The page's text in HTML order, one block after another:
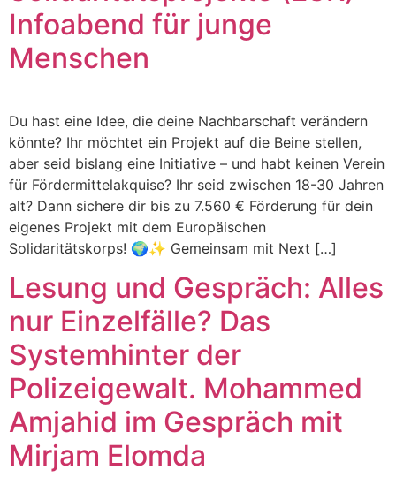
Infoabend für junge
Menschen
Du hast eine Idee, die deine Nachbarschaft verändern
könnte? Ihr möchtet ein Projekt auf die Beine stellen,
aber seid bislang eine Initiative – und habt keinen Verein
für Fördermittelakquise? Ihr seid zwischen 18-30 Jahren
alt? Dann sichere dir bis zu 7.560 € Förderung für dein
eigenes Projekt mit dem Europäischen
Solidaritätskorps! 🌍✨ Gemeinsam mit Next […]
Lesung und Gespräch: Alles
nur Einzelfälle? Das
Systemhinter der
Polizeigewalt. Mohammed
Amjahid im Gespräch mit
Mirjam Elomda